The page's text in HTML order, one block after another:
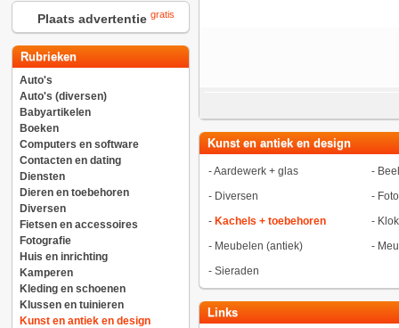
Plaats advertentie gratis
Rubrieken
Auto's
Auto's (diversen)
Babyartikelen
Boeken
Computers en software
Contacten en dating
Diensten
Dieren en toebehoren
Diversen
Fietsen en accessoires
Fotografie
Huis en inrichting
Kamperen
Kleding en schoenen
Klussen en tuinieren
Kunst en antiek en design
Kunst en antiek en design
-Aardewerk + glas -
- Diversen -
- Kachels + toebehoren -
- Meubelen (antiek) -
- Sieraden
Links